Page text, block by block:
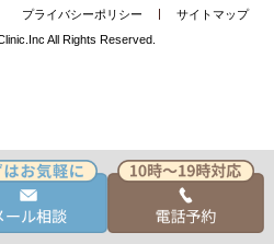
プライバシーポリシー
サイトマップ
All Rights Reserved.